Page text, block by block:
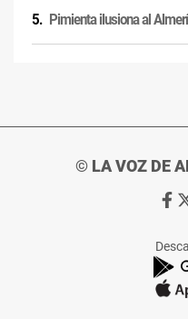
Pimienta ilusiona al
© LA VOZ DE
Ir
de
La